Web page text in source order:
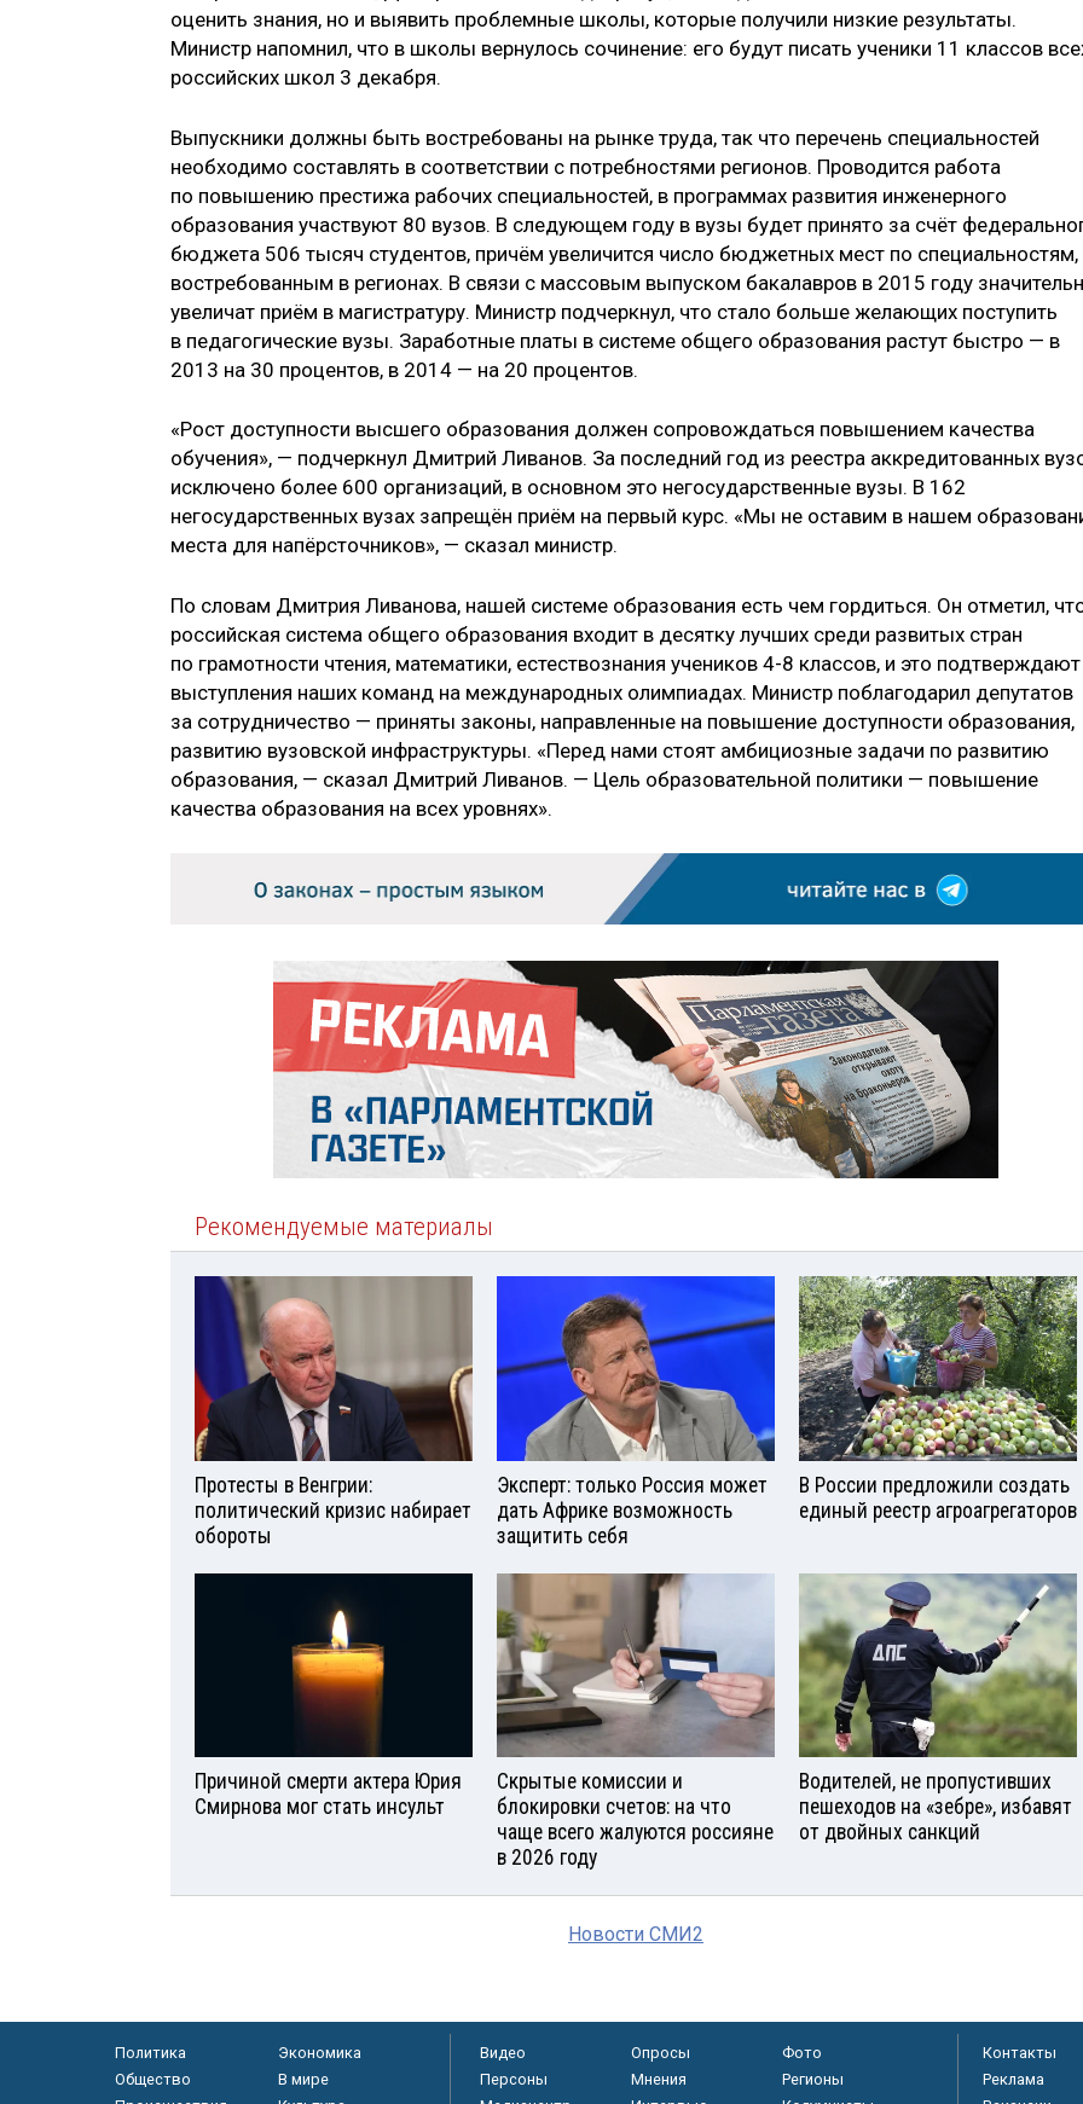
оценить знания, но и выявить проблемные школы, которые получили низкие результаты.
Министр напомнил, что в школы вернулось сочинение: его будут писать ученики 11 классов
российских школ 3 декабря.
Выпускники должны быть востребованы на рынке труда, так что перечень специальностей
необходимо составлять в соответствии с потребностями регионов. Проводится работа
по повышению престижа рабочих специальностей, в программах развития инженерного
образования участвуют 80 вузов. В следующем году в вузы будет принято за счёт
бюджета 506 тысяч студентов, причём увеличится число бюджетных мест по специальностям,
востребованным в регионах. В связи с массовым выпуском бакалавров в 2015 году
увеличат приём в магистратуру. Министр подчеркнул, что стало больше желающих поступить
в педагогические вузы. Заработные платы в системе общего образования растут быстро — в
2013 на 30 процентов, в 2014 — на 20 процентов.
«Рост доступности высшего образования должен сопровождаться повышением качества
обучения», — подчеркнул Дмитрий Ливанов. За последний год из реестра аккредитованных
исключено более 600 организаций, в основном это негосударственные вузы. В 162
негосударственных вузах запрещён приём на первый курс. «Мы не оставим в нашем
места для напёрсточников», — сказал министр.
По словам Дмитрия Ливанова, нашей системе образования есть чем гордиться. Он отметил,
российская система общего образования входит в десятку лучших среди развитых стран
по грамотности чтения, математики, естествознания учеников 4-8 классов, и это подтверждают
выступления наших команд на международных олимпиадах. Министр поблагодарил депутатов
за сотрудничество — приняты законы, направленные на повышение доступности образования,
развитию вузовской инфраструктуры. «Перед нами стоят амбициозные задачи по развитию
образования, — сказал Дмитрий Ливанов. — Цель образовательной политики — повышение
качества образования на всех уровнях».
Рекомендуемые материалы
Протесты в Венгрии:
политический кризис набирает
обороты
Эксперт: только Россия может
дать Африке возможность
защитить себя
В России предложили создать
единый реестр агроагрегаторов
Причиной смерти актера Юрия
Смирнова мог стать инсульт
Скрытые комиссии и
блокировки счетов: на что
чаще всего жалуются россияне
в 2026 году
Водителей, не пропустивших
пешеходов на «зебре», избавят
от двойных санкций
Новости СМИ2
Политика
Экономика
Общество
В мире
Видео Опросы
Фото
Персоны
Мнения
Регионы
Контакты
Реклама